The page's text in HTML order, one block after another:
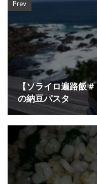
Prev
【ソライロ遍路飯
の納豆パスタ